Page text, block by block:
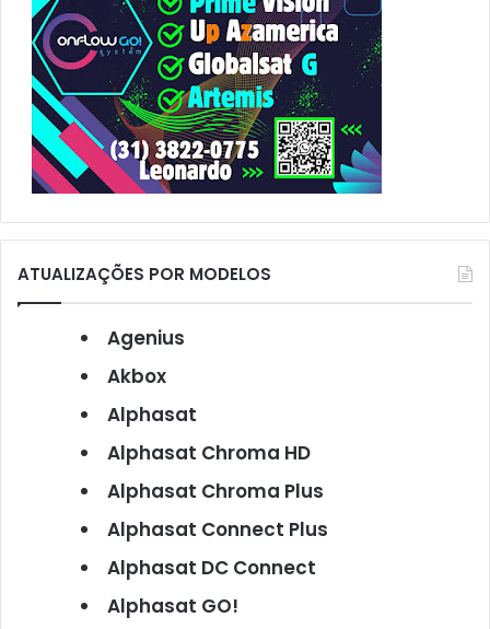
ATUALIZAÇÕES POR MODELOS
Agenius
Akbox
Alphasat
Alphasat Chroma HD
Alphasat Chroma Plus
Alphasat Connect Plus
Alphasat DC Connect
Alphasat GO!